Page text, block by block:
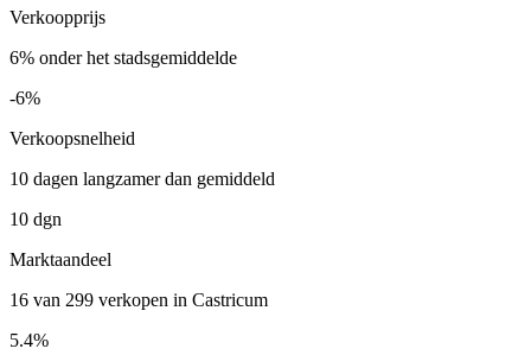
Verkoopprijs
6% onder het stadsgemiddelde
-6%
Verkoopsnelheid
10 dagen langzamer dan gemiddeld
10 dgn
Marktaandeel
16 van 299 verkopen in Castricum
5.4%